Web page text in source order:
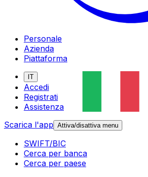
Personale
Azienda
Piattaforma
IT
Accedi
Registrati
Assistenza
Scarica l'app Attiva/disattiva menu
SWIFT/BIC
Cerca per banca
Cerca per paese